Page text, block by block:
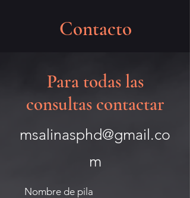
Contacto
Para todas las
consultas contactar
msalinasphd@gmail.co
m
Nombre de pila